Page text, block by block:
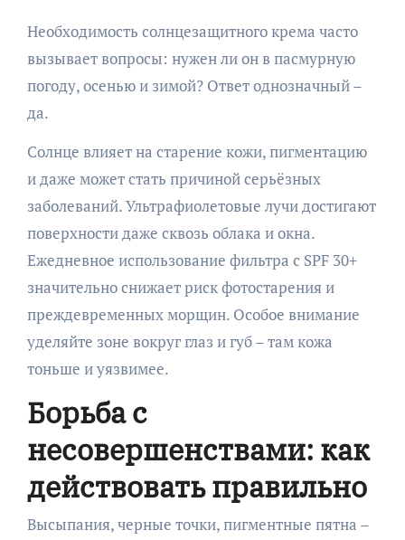
Необходимость солнцезащитного крема часто
вызывает вопросы: нужен ли он в пасмурную
погоду, осенью и зимой? Ответ однозначный –
да.
Солнце влияет на старение кожи, пигментацию
и даже может стать причиной серьёзных
заболеваний. Ультрафиолетовые лучи достигают
поверхности даже сквозь облака и окна.
Ежедневное использование фильтра с SPF 30+
значительно снижает риск фотостарения и
преждевременных морщин. Особое внимание
уделяйте зоне вокруг глаз и губ – там кожа
тоньше и уязвимее.
Борьба с
несовершенствами: как
действовать правильно
Высыпания, черные точки, пигментные пятна –